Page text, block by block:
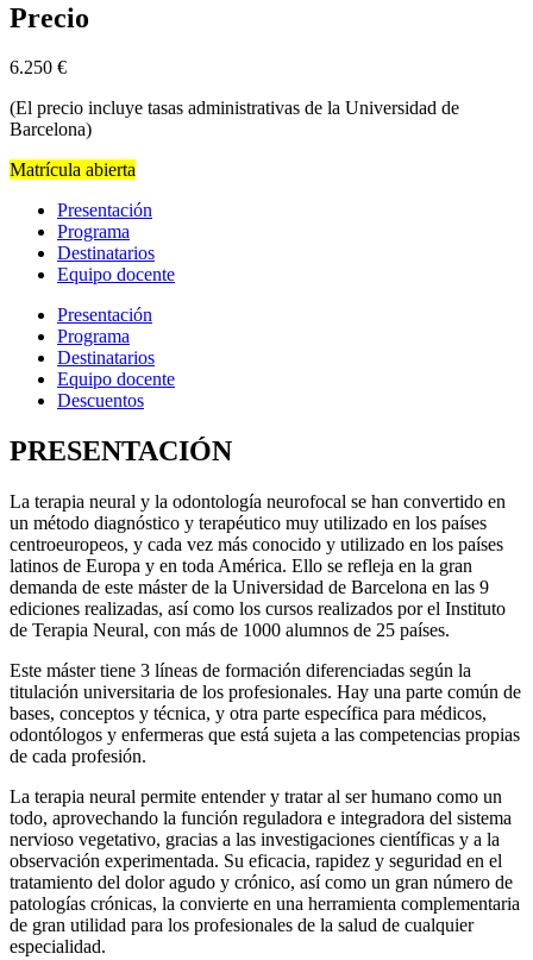
Precio
6.250 €
(El precio incluye tasas administrativas de la Universidad de
Barcelona)
Matrícula abierta
Presentación
Programa
Destinatarios
Equipo docente
Presentación
Programa
Destinatarios
Equipo docente
Descuentos
PRESENTACIÓN
La terapia neural y la odontología neurofocal se han convertido en
un método diagnóstico y terapéutico muy utilizado en los países
centroeuropeos, y cada vez más conocido y utilizado en los países
latinos de Europa y en toda América. Ello se refleja en la gran
demanda de este máster de la Universidad de Barcelona en las 9
ediciones realizadas, así como los cursos realizados por el Instituto
de Terapia Neural, con más de 1000 alumnos de 25 países.
Este máster tiene 3 líneas de formación diferenciadas según la
titulación universitaria de los profesionales. Hay una parte común de
bases, conceptos y técnica, y otra parte específica para médicos,
odontólogos y enfermeras que está sujeta a las competencias propias
de cada profesión.
La terapia neural permite entender y tratar al ser humano como un
todo, aprovechando la función reguladora e integradora del sistema
nervioso vegetativo, gracias a las investigaciones científicas y a la
observación experimentada. Su eficacia, rapidez y seguridad en el
tratamiento del dolor agudo y crónico, así como un gran número de
patologías crónicas, la convierte en una herramienta complementaria
de gran utilidad para los profesionales de la salud de cualquier
especialidad.